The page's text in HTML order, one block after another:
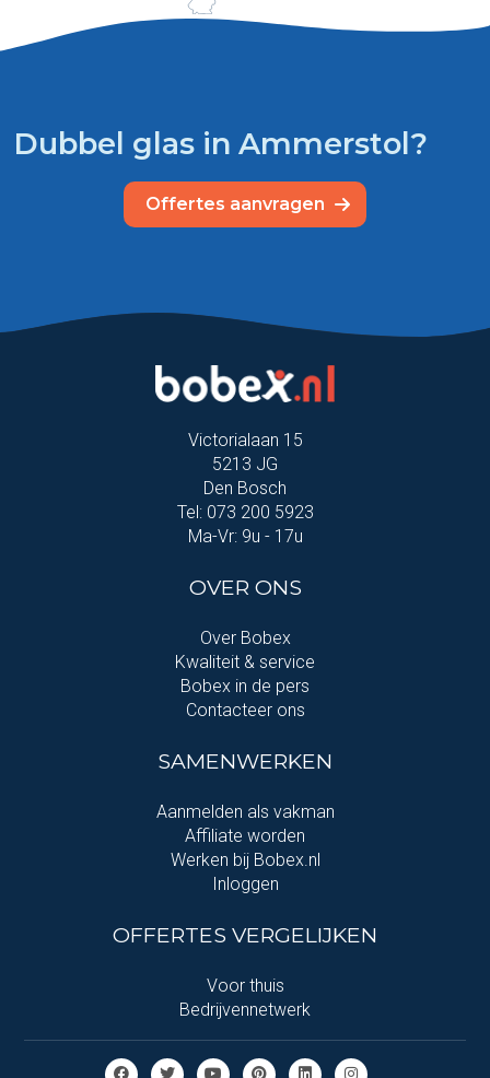
Dubbel glas in Ammerstol?
Offertes aanvragen
Victorialaan 15
5213 JG
Den Bosch
Tel: 073 200 5923
Ma-Vr: 9u - 17u
OVER ONS
Over Bobex
Kwaliteit & service
Bobex in de pers
Contacteer ons
SAMENWERKEN
Aanmelden als vakman
Affiliate worden
Werken bij Bobex.nl
Inloggen
OFFERTES VERGELIJKEN
Voor thuis
Bedrijvennetwerk